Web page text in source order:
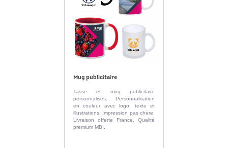
Mug publicitaire
Tasse et mug publicitaire
personnalisés. Personnalisation
en couleur avec logo, texte et
illustrations. Impression pas chère.
Livraison offerte France. Qualité
premium MBI.